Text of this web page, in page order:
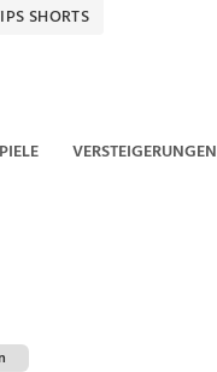
SHORTS
VERSTEIGERUNGEN